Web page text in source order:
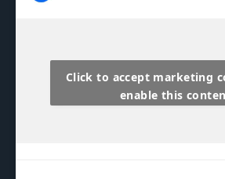
Click to accept marketing
enable this